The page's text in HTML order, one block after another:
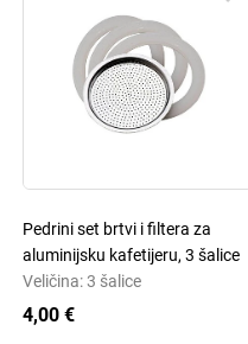
Pedrini set brtvi i filtera za
aluminijsku kafetijeru, 3 šalice
Veličina: 3 šalice
4,00 €